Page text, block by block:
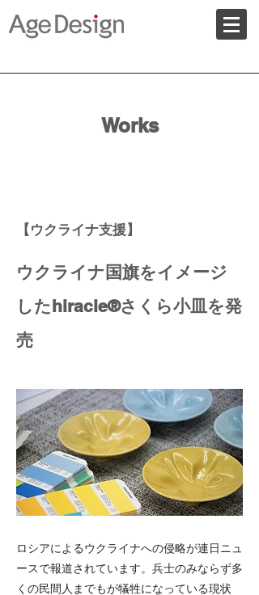
Works
【ウクライナ支援】
ウクライナ国旗をイメージ
したhiracle®さくら小皿を発
売
ロシアによるウクライナへの侵略が連日ニュ
ースで報道されています。兵士のみならず多
くの民間人までもが犠牲になっている現状